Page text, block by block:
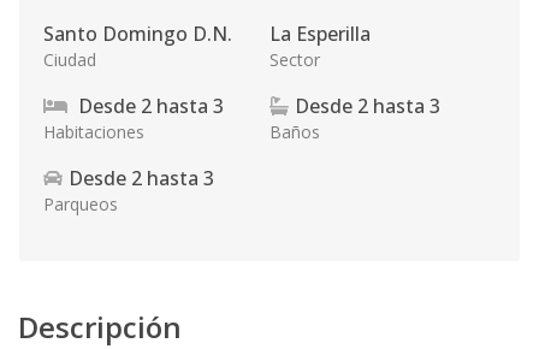
Santo Domingo D.N.
Ciudad
La Esperilla
Sector
Desde 2 hasta 3
Habitaciones
Desde 2 hasta 3
Baños
Desde 2 hasta 3
Parqueos
Descripción